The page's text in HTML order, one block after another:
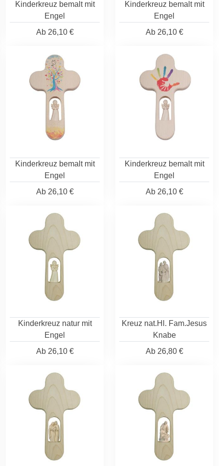
Kinderkreuz bemalt mit
Engel
Ab26,10 €
Kinderkreuz bemalt mit
Engel
Ab26,10 €
Kinderkreuz bemalt mit
Engel
Ab26,10 €
Kinderkreuz bemalt mit
Engel
Ab26,10 €
Kinderkreuz natur mit
Engel
Ab26,10 €
Kreuz nat.Hl. Fam.Jesus
Knabe
Ab26,80 €